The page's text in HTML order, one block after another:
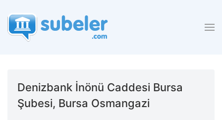
Denizbank İnönü Caddesi Bursa
Şubesi, Bursa Osmangazi